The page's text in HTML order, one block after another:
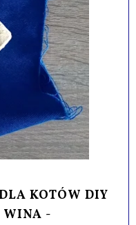
KOTÓW DIY
WINA -